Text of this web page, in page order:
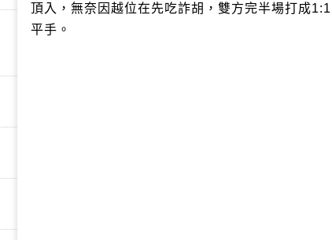
頂入，無奈因越位在先吃詐胡，雙方完半場打成1:1
平手。